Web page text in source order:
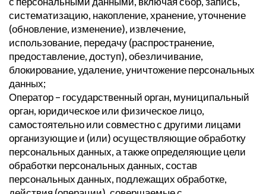
систематизацию, накопление, хранение, уточнение
(обновление, изменение), извлечение,
использование, передачу (распространение,
предоставление, доступ), обезличивание,
блокирование, удаление, уничтожение персональных
данных;
Оператор – государственный орган, муниципальный
орган, юридическое или физическое лицо,
самостоятельно или совместно с другими лицами
организующие и (или) осуществляющие обработку
персональных данных, а также определяющие цели
обработки персональных данных, состав
персональных данных, подлежащих обработке,